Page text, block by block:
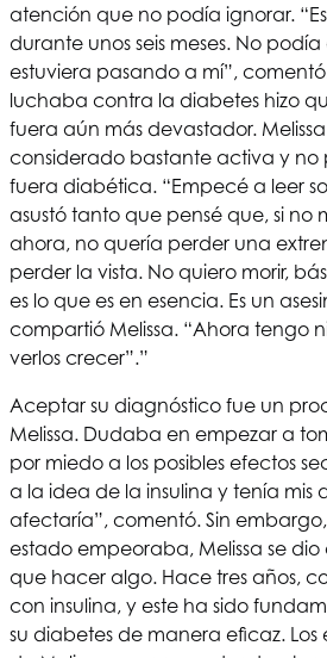
atención que no podía ignorar.
durante unos seis meses. No
estuviera pasando a mí”,
luchaba contra la diabetes hizo
fuera aún más devastador.
considerado bastante activa y
fuera diabética. “Empecé a leer
asustó tanto que pensé que, si
ahora, no quería perder una
perder la vista. No quiero morir,
es lo que es en esencia. Es un
compartió Melissa. “Ahora tengo
verlos crecer”.”
Aceptar su diagnóstico fue un
Melissa. Dudaba en empezar a
por miedo a los posibles efectos
a la idea de la insulina y tenía mis
afectaría”, comentó. Sin
estado empeoraba, Melissa se
que hacer algo. Hace tres años,
con insulina, y este ha sido
su diabetes de manera eficaz. Los